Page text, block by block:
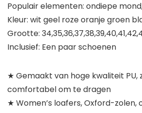
Populair elementen: ondiepe
Kleur: wit geel roze oranje groen
Grootte:
Inclusief: Een paar schoenen
★ Gemaakt van hoge kwaliteit PU,
comfortabel om te dragen
★ Women’s loafers, Oxford-